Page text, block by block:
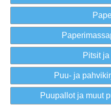
Pitsit
Puu- ja
Puupallot ja muut